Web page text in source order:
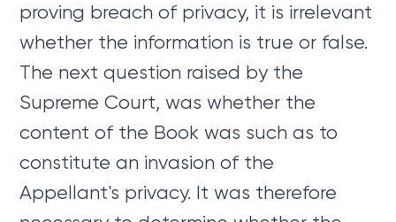
proving breach of privacy, it is irrelevant
whether the information is true or false.
The next question raised by the
Supreme Court, was whether the
content of the Book was such as to
constitute an invasion of the
Appellant's privacy. It was therefore